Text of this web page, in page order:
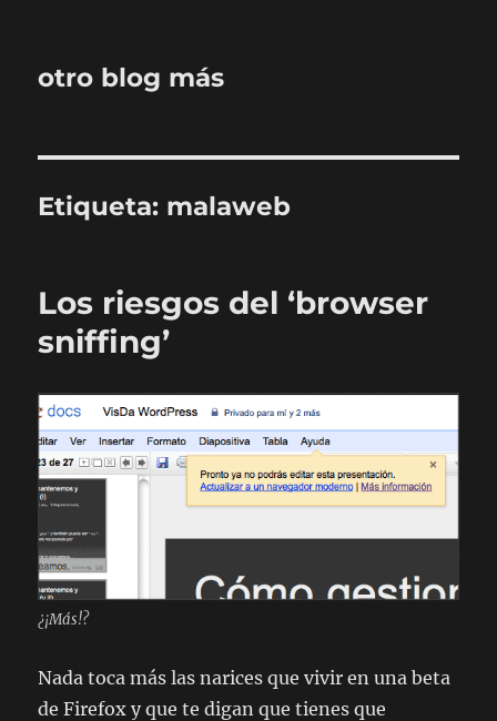
otro blog más
Etiqueta: malaweb
Los riesgos del ‘browser
sniffing’
¿¡Más!?
Nada toca más las narices que vivir en una beta
de Firefox y que te digan que tienes que